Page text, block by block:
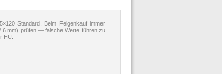
Standard. Beim Felgenkauf immer
mm) prüfen — falsche Werte führen zu
HU.